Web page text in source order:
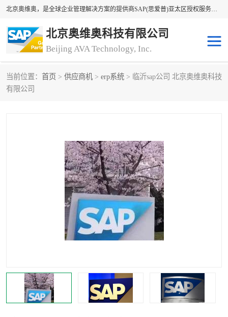
北京奥维奥，是全球企业管理解决方案的提供商SAP(思爱普)亚太区授权服务商领军者，SAP金牌服务商和代理商。企业ERP系统软件，SAP软件实施，17年来服务客户1500多家。提供SAP Business One，SAP Business ByDesign，SAP S/4HANA Cloud，SAP Analytics Cloud （分析云）等产品与解决方案。咨询专线：400-890-8880
北京奥维奥科技有限公司
Beijing AVA Technology, Inc.
当前位置： 首页 > 供应商机 > erp系统 > 临沂sap公司 北京奥维奥科技
有限公司
sap系统
sap管理系统
码上用条码管理 扫码系统
制造业ERP系统
皮具厂erp系统
食品厂erp系统 塑胶厂erp系统
小工厂erp系统 印染厂erp系统